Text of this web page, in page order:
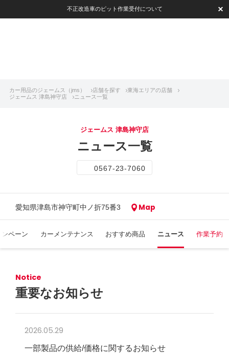
不正改造車のピット作業受付について
カー用品のジェームス（jms） 店舗を探す
東海エリアの店舗
ジェームス 津島神守店
ニュース一覧
ジェームス 津島神守店
ニュース一覧
0567-23-7060
愛知県津島市神守町中ノ折75番3 Map
ペーン カーメンテナンス おすすめ商品 ニュース 作業予約
Notice
重要なお知らせ
2026.05.29
一部製品の供給/価格に関するお知らせ